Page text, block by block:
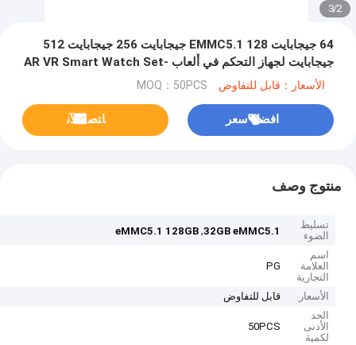
2
/
3
64 جيجابايت EMMC5.1 128 جيجابايت 256 جيجابايت 512
جيجابايت لجهاز التحكم في ألعاب AR VR Smart Watch Set-
Top Box
الأسعار：قابل للتفاوض MOQ：50PCS
افضل سعر ﺎﺘﺼﻟ ﺍﻶﻧ
منتوج وصف
تسليط
الضوء
32GB eMMC5.1
,
eMMC5.1 128GB
اسم
العلامة
التجارية
PG
الأسعار
قابل للتفاوض
الحد
الأدنى
لكمية
50PCS